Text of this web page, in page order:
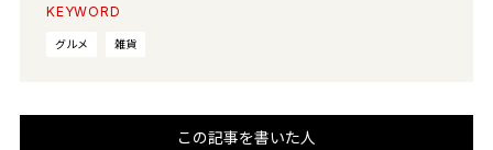
KEYWORD
グルメ
雑貨
この記事を書いた人